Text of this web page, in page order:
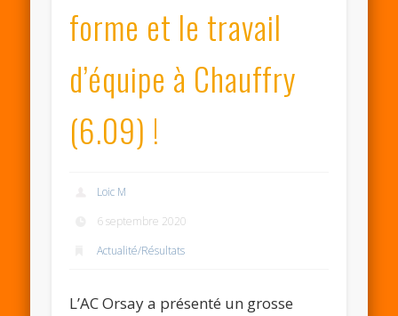
forme et le travail
d’équipe à Chauffry
(6.09) !
Loic M
6 septembre 2020
Actualité/Résultats
L’AC Orsay a présenté un grosse